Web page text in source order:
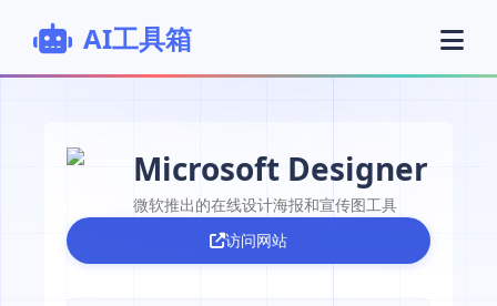
AI工具箱
Microsoft Designer
微软推出的在线设计海报和宣传图工具
访问网站